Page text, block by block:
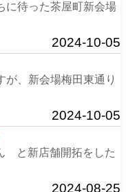
に待った茶屋町新会場
2024-10-05
が、新会場梅田東通り
2024-10-05
と新店舗開拓をした
2024-08-25